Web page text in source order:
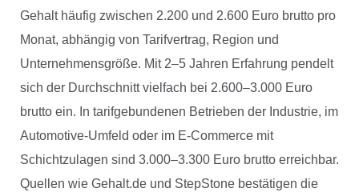
Gehalt häufig zwischen 2.200 und 2.600 Euro brutto pro
Monat, abhängig von Tarifvertrag, Region und
Unternehmensgröße. Mit 2–5 Jahren Erfahrung pendelt
sich der Durchschnitt vielfach bei 2.600–3.000 Euro
brutto ein. In tarifgebundenen Betrieben der Industrie, im
Automotive-Umfeld oder im E-Commerce mit
Schichtzulagen sind 3.000–3.300 Euro brutto erreichbar.
Quellen wie Gehalt.de und StepStone bestätigen die